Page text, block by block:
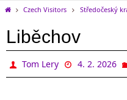
HomeCzech Visitors Středočeský
Liběchov
Tom Lery 4. 2. 2026